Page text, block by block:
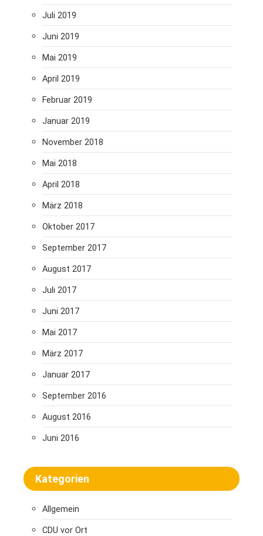
Juli 2019
Juni 2019
Mai 2019
April 2019
Februar 2019
Januar 2019
November 2018
Mai 2018
April 2018
März 2018
Oktober 2017
September 2017
August 2017
Juli 2017
Juni 2017
Mai 2017
März 2017
Januar 2017
September 2016
August 2016
Juni 2016
Kategorien
Allgemein
CDU vor Ort